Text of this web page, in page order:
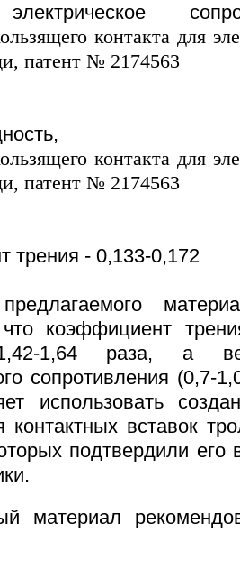
трения - 0,133-0,172
что коэффициент
1,64 раза, а
сопротивления
использовать
контактных вставок
подтвердили его
материал